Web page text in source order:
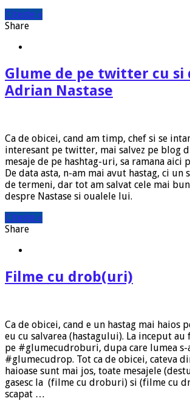
Citeste »
Share
Glume de pe twitter cu si
Adrian Nastase
Ca de obicei, cand am timp, chef si se
interesant pe twitter, mai salvez pe blog
mesaje de pe hashtag-uri, sa ramana aici
De data asta, n-am mai avut hastag, ci un
de termeni, dar tot am salvat cele mai
despre Nastase si oualele lui.
Citeste »
Share
Filme cu drob(uri)
Ca de obicei, cand e un hastag mai haios
eu cu salvarea (hastagului). La inceput au
pe #glumecudroburi, dupa care lumea s-
#glumecudrop. Tot ca de obicei, cateva
haioase sunt mai jos, toate mesajele
gasesc la (filme cu droburi) si (filme cu
scapat …